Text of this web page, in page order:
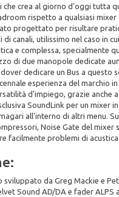
crea al giorno d'oggi tutta
rispetto a qualsiasi
progettato per risultare
canali, utilissimo nel caso in
e complessa,
di due manopole dedicate
dedicare un Bus a
esperienza del
d'impiego, grazie anche
SoundLink per un mixer
all'interno di altri menu.
Noise Gate del
facilmente problemi di
sviluppato da Greg Mackie e
Sound AD/DA e fader ALPS